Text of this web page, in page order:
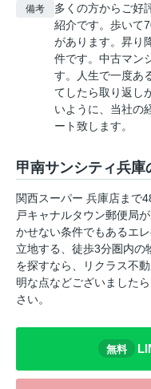
備考
多くの方からご好
紹介です。歩いて
があります。昇り
件です。中古マン
す。人生で一度あ
てしたら取り返し
いように、当社の
ート致します。
甲南サンシティ兵
関西スーパー 兵庫店まで
戸キャナルタウン郵便局
かせない条件でもあるエ
立地する、徒歩3分圏内の
を探すなら、リクラス不
明な点などございました
さい。
無料